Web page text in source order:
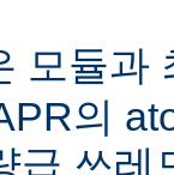
모듈과
의
급 쓰레